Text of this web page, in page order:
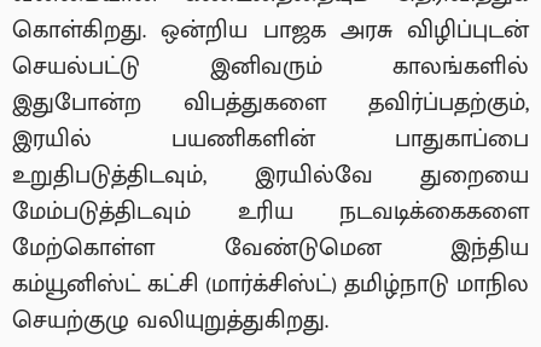
கொள்கிறது. ஒன்றிய பாஜக அரசு விழிப்புடன்
செயல்பட்டு இனிவரும் காலங்களில்
இதுபோன்ற விபத்துகளை தவிர்ப்பதற்கும்,
இரயில் பயணிகளின் பாதுகாப்பை
உறுதிபடுத்திடவும், இரயில்வே துறையை
மேம்படுத்திடவும் உரிய நடவடிக்கைகளை
மேற்கொள்ள வேண்டுமென இந்திய
கம்யூனிஸ்ட் கட்சி (மார்க்சிஸ்ட்) தமிழ்நாடு மாநில
செயற்குழு வலியுறுத்துகிறது.